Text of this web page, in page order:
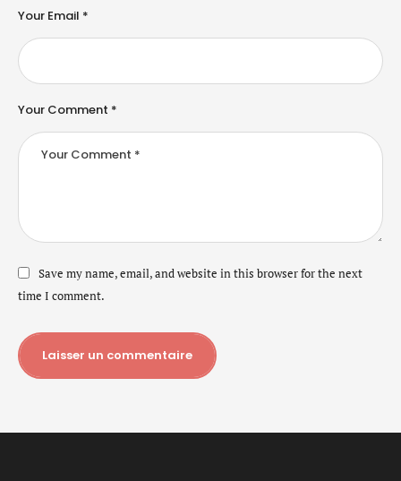
Your Comment *
Your Email *
Save my name, email, and website in this browser for the next
time I comment.
Laisser un commentaire